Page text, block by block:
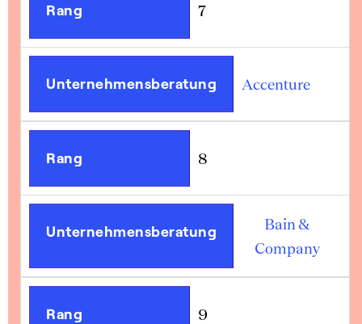
Rang 7
Unternehmensberatung Accenture
Rang 8
Unternehmensberatung
Bain &
Company
Rang 9